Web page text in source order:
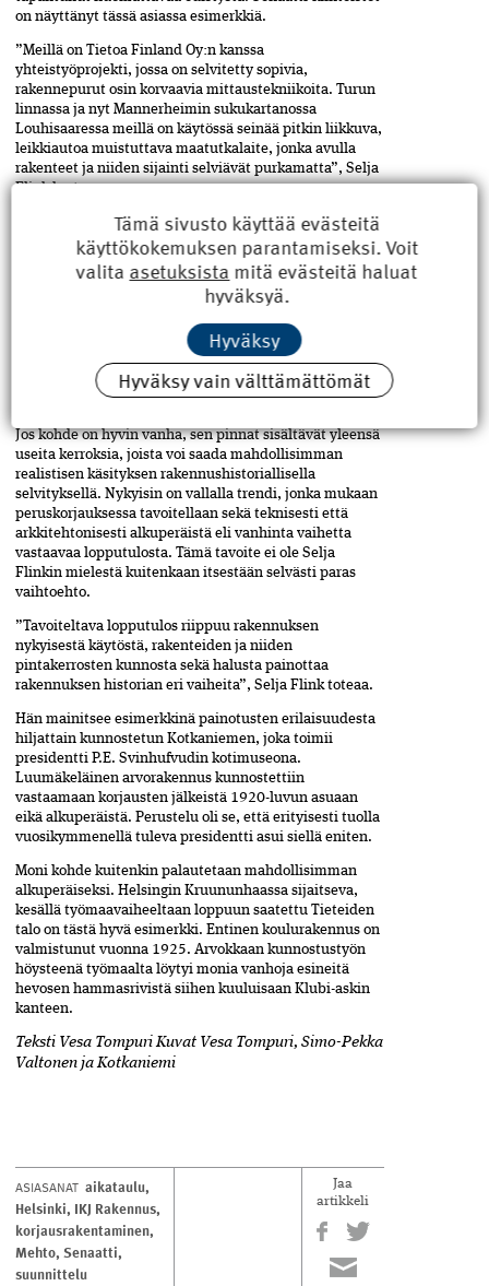
on näyttänyt tässä asiassa esimerkkiä.
”Meillä on Tietoa Finland Oy:n kanssa
yhteistyöprojekti, jossa on selvitetty sopivia,
rakennepurut osin korvaavia mittaustekniikoita. Turun
linnassa ja nyt Mannerheimin sukukartanossa
Louhisaaressa meillä­ on käytössä seinää pitkin liikkuva,
leikkiautoa muistuttava maatutkalaite, jonka avulla
rakenteet ja niiden sijainti selviävät purkamatta”, Selja
Flink kertoo.
Infrarakentamisessa laajalti käytetty maatutka on viime
aikoina yleistynyt myös talonrakennuksessa. Maatutkan
avulla saa selville hormien sijainnin lisäksi myös
hormien mutkat, joiden tarkka paikallistaminen on
perinteisellä hormikameralla hankalaa.
Presidentti­ Svinhufvudin­ kotimuseo ­Kotkaniemi perus­korjattiin 1920-
luvun asuunsa eikä ­alkuperäiseen.
ALKUPERÄINEN EI OLE AINA SOPIVIN
Jos kohde on hyvin vanha, sen pinnat sisältävät yleensä
useita kerroksia, joista voi saada mahdollisimman
realistisen käsityksen rakennushistoriallisella
selvityksellä. Nykyisin on vallalla trendi, jonka mukaan
peruskorjauksessa tavoitellaan sekä teknisesti että
arkkitehtonisesti alkuperäistä eli vanhinta vaihetta
vastaavaa lopputulosta. Tämä tavoite ei ole Selja
Flinkin mielestä kuitenkaan itsestään selvästi paras
vaihtoehto.
”Tavoiteltava lopputulos riippuu rakennuksen
nykyisestä käytöstä, rakenteiden ja niiden
pintakerrosten kunnosta sekä halusta painottaa
rakennuksen historian eri vaiheita”, Selja Flink toteaa.
Hän mainitsee esimerkkinä painotusten erilaisuudesta
hiljattain kunnostetun Kotkaniemen, joka toimii
presidentti P.E. Svinhufvudin kotimuseona.
Luumäkeläinen arvorakennus kunnostettiin
vastaamaan korjausten jälkeistä 1920-luvun asuaan
eikä alkuperäistä. Perustelu oli se, että erityisesti tuolla
vuosikymmenellä tuleva presidentti asui siellä eniten.
Moni kohde kuitenkin palautetaan mahdollisimman
alkuperäiseksi. Helsingin Kruununhaassa sijaitseva,
kesällä työmaavaiheeltaan loppuun saatettu Tieteiden
talo on tästä hyvä esimerkki. Entinen koulurakennus on
valmistunut vuonna 1925. Arvokkaan kunnostustyön
höysteenä työmaalta löytyi monia vanhoja esineitä
hevosen hammasrivistä siihen kuuluisaan Klubi-askin
kanteen.
Teksti Vesa Tompuri Kuvat Vesa Tompuri, Simo-Pekka
Valtonen ja Kotkaniemi
ASIASANAT aikataulu,
Helsinki, IKJ Rakennus,
korjausrakentaminen,
Mehto, Senaatti,
suunnittelu
Jaa
artikkeli
Tämä sivusto käyttää evästeitä
käyttökokemuksen parantamiseksi. Voit
valita asetuksista mitä evästeitä haluat
hyväksyä.
Hyväksy
Hyväksy vain välttämättömät